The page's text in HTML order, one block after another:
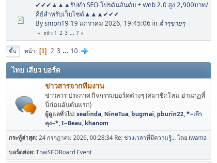
✔✔✔▲▲▲รับทำ SEO-โปรดันอันดับ + web 2.0 สูง 2,900บาท/
คีย์สำหรับเว็บไซต์▲▲▲✔✔✔
Bysmon19 19 มกราคม 2026, 19:45:06 in ค้าๆขายๆ
หน้า 1 2 3 ... 7
ขึ้น หน้า 1 2 3 ... 10
ไทย เสียว บอร์ด
ข่าวสารจากทีมงาน
ข่าวสาร ประกาศ กิจกรรมบอร์ดต่างๆ (สมาชิกใหม่ อ่านกฏที่
นี่ก่อนอันดับแรก)
ผู้ดูแลทั่วไป:sealinda, NineTua, bugmai, pburin22,*~เก้า
คุง~*,I~Beau, khanom
กระทู้ล่าสุด:24 กรกฎาคม 2026, 00:28:34 Re: ช่วงเวลาที่มีความรู้...โดย iwama
บอร์ดย่อย ThaiSEOBoard Event